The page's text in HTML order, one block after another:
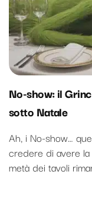
No-show: il
sotto Natale
Ah, i No-show…
credere di avere
metà dei tavoli